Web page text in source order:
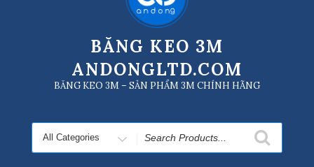
BĂNG KEO 3M
ANDONGLTD.COM
BĂNG KEO 3M – SẢN PHẨM 3M CHÍNH HÃNG
Search
for